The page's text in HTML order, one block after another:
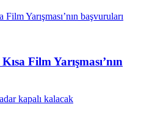
Film Yarışması’nın